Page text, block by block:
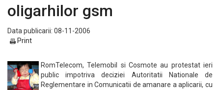
oligarhilor gsm
Data publicarii: 08-11-2006
Print
RomTelecom, Telemobil si Cosmote au protestat ieri
public impotriva deciziei Autoritatii Nationale de
Reglementare in Comunicatii de amanare a aplicarii, cu